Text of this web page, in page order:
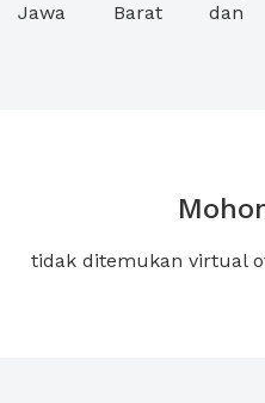
Jawa Barat dan
tidak ditemukan virtual